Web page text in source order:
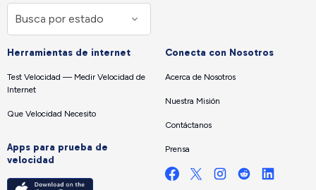
Herramientas de internet
Test Velocidad — Medir Velocidad de
Internet
Que Velocidad Necesito
Apps para prueba de
velocidad
Conecta con Nosotros
Acerca de Nosotros
Nuestra Misión
Contáctanos
Prensa